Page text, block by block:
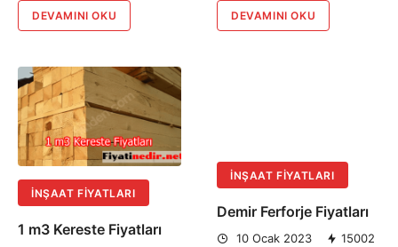
DEVAMINI OKU DEVAMINI OKU
İNŞAAT FIYATLARI
1 m3 Kereste Fiyatları
İNŞAAT FIYATLARI
Demir Ferforje Fiyatları
10 Ocak 2023 15002